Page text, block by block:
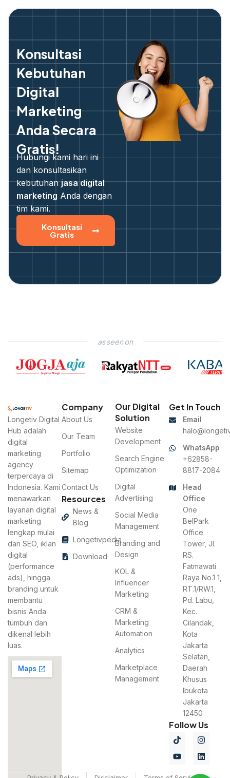
Konsultasi
Kebutuhan
Digital
Marketing
Anda Secara
Gratis!
Hubungi kami hari ini
dan konsultasikan
kebutuhanjasa digital
marketing Anda dengan
tim kami.
Konsultasi
Gratis
as seen on
Longetiv Digital
Hub adalah
digital
marketing
agency
terpercaya di
Indonesia. Kami
menawarkan
layanan digital
marketing
lengkap mulai
dari SEO, iklan
digital
(performance
ads), hingga
branding untuk
membantu
bisnis Anda
tumbuh dan
dikenal lebih
luas.
Company
About Us
Our Team
Portfolio
Sitemap
Contact Us
Resources
News &
Blog
Longetivpedia
Download
Our Digital
Solution
Website
Development
Search Engine
Optimization
Digital
Advertising
Social Media
Management
Branding and
Design
KOL &
Influencer
Marketing
CRM &
Marketing
Automation
Analytics
Marketplace
Management
Get In Touch
Email
WhatsApp
+62858-
8817-2084
Head
Office
One
BelPark
Office
Tower, Jl.
RS.
Fatmawati
Raya No.1 1,
RT.1/RW.1,
Pd. Labu,
Kec.
Cilandak,
Kota
Jakarta
Selatan,
Daerah
Khusus
Ibukota
Jakarta
12450
Follow Us